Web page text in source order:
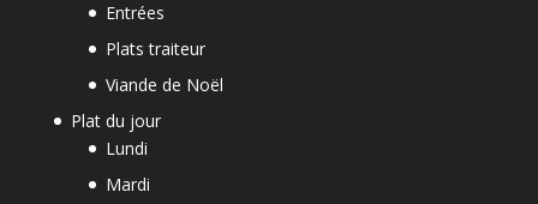
Entrées
Plats traiteur
Viande de Noël
Plat du jour
Lundi
Mardi